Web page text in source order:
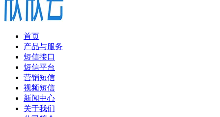
首页
产品与服务
短信接口
短信平台
营销短信
视频短信
新闻中心
关于我们